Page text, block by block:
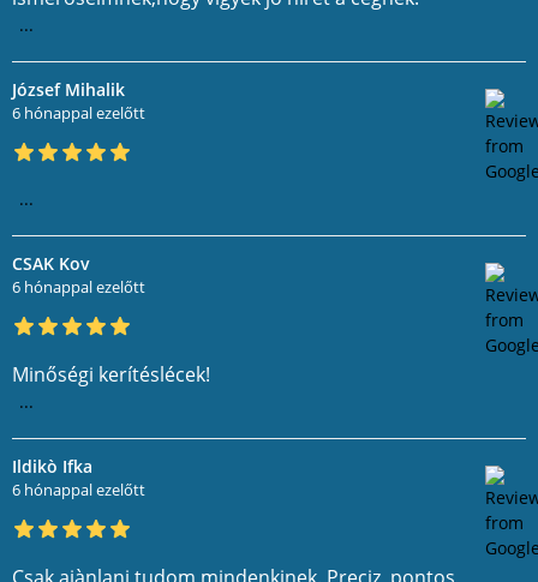
...
József Mihalik
6 hónappal ezelőtt
...
CSAK Kov
6 hónappal ezelőtt
Minőségi kerítéslécek!
...
Ildikò Ifka
6 hónappal ezelőtt